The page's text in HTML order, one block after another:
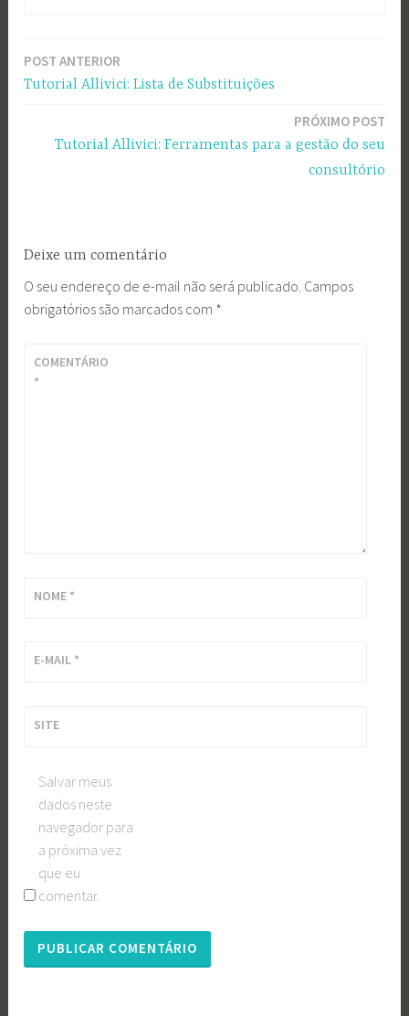
Navegação
POST ANTERIOR
Tutorial Allivici: Lista de Substituições
PRÓXIMO POST
Tutorial Allivici: Ferramentas para a gestão do seu
consultório
Deixe um comentário
O seu endereço de e-mail não será publicado. Campos
obrigatórios são marcados com *
COMENTÁRIO
*
NOME *
E-MAIL *
SITE
Salvar meus
dados neste
navegador para
a próxima vez
que eu
comentar.